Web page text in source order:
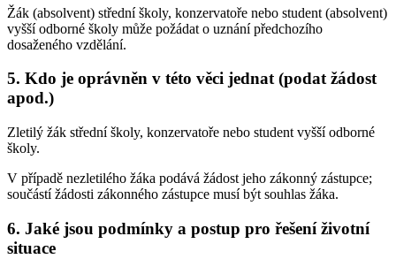
Žák (absolvent) střední školy, konzervatoře nebo student (absolvent)
vyšší odborné školy může požádat o uznání předchozího
dosaženého vzdělání.
5. Kdo je oprávněn v této věci jednat (podat žádost
apod.)
Zletilý žák střední školy, konzervatoře nebo student vyšší odborné
školy.
V případě nezletilého žáka podává žádost jeho zákonný zástupce;
součástí žádosti zákonného zástupce musí být souhlas žáka.
6. Jaké jsou podmínky a postup pro řešení životní
situace